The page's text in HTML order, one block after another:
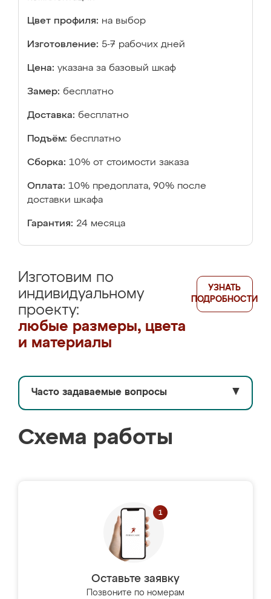
Цвет профиля: на выбор
Изготовление: 5-7 рабочих дней
Цена: указана за базовый шкаф
Замер: бесплатно
Доставка: бесплатно
Подъём: бесплатно
Сборка: 10% от стоимости заказа
Оплата: 10% предоплата, 90% после
доставки шкафа
Гарантия: 24 месяца
Изготовим по
индивидуальному
проекту:
любые размеры, цвета
и материалы
УЗНАТЬ
ПОДРОБНОСТИ
Часто задаваемые вопросы ▼
Схема работы
Оставьте заявку
Позвоните по номерам